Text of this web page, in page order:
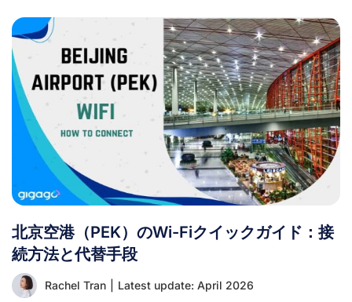
も、128 kbpsの速度でインターネットを無制限に利用で
きます。特に、チャイナモバイルのSIMカードを使用すれ
ば、中国政府の「グレート・ファイアウォール」によるブ
ロックを受けずに、Facebook、Gmail、YouTube、
Instagramなどにアクセスできます。この記事では、観光
客向けのチャイナモバイルSIMカードについて、おすすめ
のプラン、価格、購入場所、そして旅行にSIMカードと
eSIMのどちらを選ぶべきかなど、詳しくご紹介します。
I. 中国移動の概要 – 知っておくべき3つのポイント 中国移
動の観光客向けおすすめプランや料金について詳しく知る
しょう： 1. 中国移動は中国で最大の市場シェアを占めて
います 中国移動は中国最大の通信事業者であり、約10億
人の加入者にサービスを提供しています。 2023年末時点
のMIIT（工業情報化部）の統計によると、チャイナ・モバ
北京空港（PEK）のWi-Fiクイックガイド：接
続方法と代替手段
Rachel Tran Latest update: April 2026